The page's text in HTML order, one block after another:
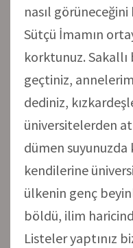
nasıl
Sütçü İmamın
korktunuz. Sakallı
geçtiniz,
dediniz,
üniversitelerden
dümen
kendilerine
ülkenin genç
böldü, ilim
Listeler yaptınız